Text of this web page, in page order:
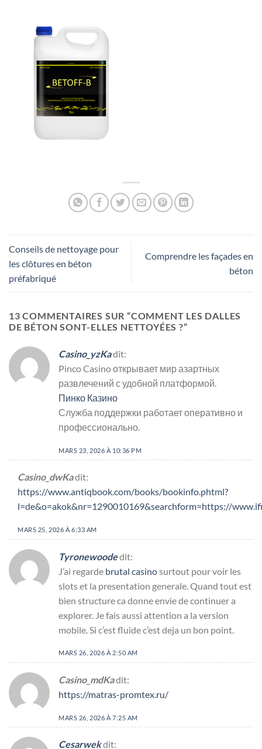
Conseils de nettoyage pour
les clôtures en béton
préfabriqué
Comprendre les façades en
béton
13 COMMENTAIRES SUR “COMMENT LES DALLES
DE BÉTON SONT-ELLES NETTOYÉES ?”
Casino_yzKadit:
Pinco Casino открывает мир азартных
развлечений с удобной платформой.
Пинко Казино
Служба поддержки работает оперативно и
профессионально.
MARS 23, 2026 À 10:36 PM
Casino_dwKadit:
https://www.antiqbook.com/books/bookinfo.phtml?
l=de&o=akok&nr=1290010169&searchform=https://
MARS 25, 2026 À 6:33 AM
Tyronewoodedit:
J’ai regarde brutal casinosurtout pour voir les
slots et la presentation generale. Quand tout est
bien structure ca donne envie de continuer a
explorer. Je fais aussi attention a la version
mobile. Si c’est fluide c’est deja un bon point.
MARS 26, 2026 À 2:50 AM
Casino_mdKadit:
https://matras-promtex.ru/
MARS 26, 2026 À 7:25 AM
Cesarwekdit: